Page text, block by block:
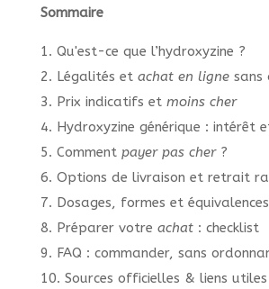
Sommaire
1. Qu'est-ce que l’hydroxyzine ?
2. Légalités et achat en lignesans
3. Prix indicatifs et moins cher
4. Hydroxyzine générique : intérêt
5. Comment payer pas cher?
6. Options de livraison et retrait
7. Dosages, formes et équivalences
8. Préparer votre achat: checklist
9. FAQ : commander, sans
10. Sources officielles & liens utiles